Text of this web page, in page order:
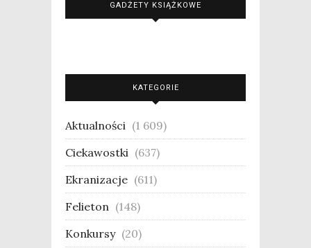
GADŻETY KSIĄŻKOWE
KATEGORIE
Aktualności (1 609)
Ciekawostki (637)
Ekranizacje (611)
Felieton (148)
Konkursy (20)